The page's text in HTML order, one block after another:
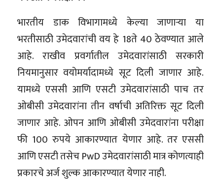
भारतीय डाक विभागामध्ये केल्या जाणाऱ्या या
भरतीसाठी उमेदवारांची वय हे 18ते 40 ठेवण्यात आले
आहे. राखीव प्रवर्गातील उमेदवारांसाठी सरकारी
नियमानुसार वयोमर्यादामध्ये सूट दिली जाणार आहे.
यामध्ये एससी आणि एसटी उमेदवारांसाठी पाच तर
ओबीसी उमेदवारांना तीन वर्षाची अतिरिक्त सूट दिली
जाणार आहे. ओपन आणि ओबीसी उमेदवारांना परीक्षा
फी 100 रुपये आकारण्यात येणार आहे. तर एससी
आणि एसटी तसेच PwD उमेदवारांसाठी मात्र कोणत्याही
प्रकारचे अर्ज शुल्क आकारण्यात येणार नाही.